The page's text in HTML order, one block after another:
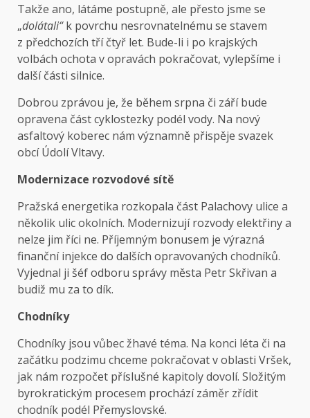
Takže ano, látáme postupně, ale přesto jsme se
„dolátali“k povrchu nesrovnatelnému se stavem
z předchozích tří čtyř let. Bude-li i po krajských
volbách ochota v opravách pokračovat, vylepšíme i
další části silnice.
Dobrou zprávou je, že během srpna či září bude
opravena část cyklostezky podél vody. Na nový
asfaltový koberec nám významně přispěje svazek
obcí Údolí Vltavy.
Modernizace rozvodové sítě
Pražská energetika rozkopala část Palachovy ulice a
několik ulic okolních. Modernizují rozvody elektřiny a
nelze jim říci ne. Příjemným bonusem je výrazná
finanční injekce do dalších opravovaných chodníků.
Vyjednal ji šéf odboru správy města Petr Skřivan a
budiž mu za to dík.
Chodníky
Chodníky jsou vůbec žhavé téma. Na konci léta či na
začátku podzimu chceme pokračovat v oblasti Vršek,
jak nám rozpočet příslušné kapitoly dovolí. Složitým
byrokratickým procesem prochází záměr zřídit
chodník podél Přemyslovské.